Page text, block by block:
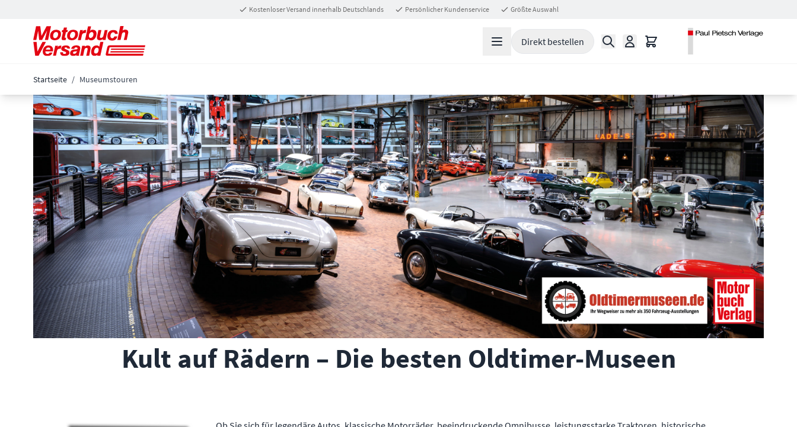
Kostenloser Versand innerhalb Deutschlands Persönlicher Kundenservice Größte Auswahl
Direkt bestellen Suche Warenkorb
Startseite / Museumstouren
Kult auf Rädern – Die besten Oldtimer-Museen